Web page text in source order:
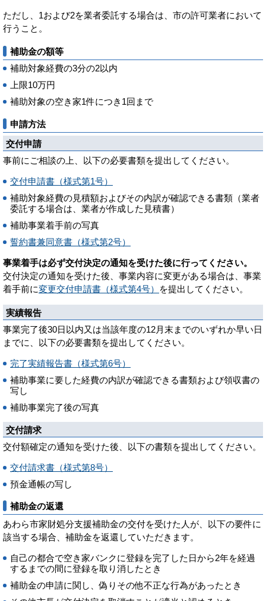
ただし、1および2を業者委託する場合は、市の許可業者において
行うこと。
補助金の額等
補助対象経費の3分の2以内
上限10万円
補助対象の空き家1件につき1回まで
申請方法
交付申請
事前にご相談の上、以下の必要書類を提出してください。
交付申請書（様式第1号）
補助対象経費の見積額およびその内訳が確認できる書類（業者
委託する場合は、業者が作成した見積書）
補助事業着手前の写真
誓約書兼同意書（様式第2号）
事業着手は必ず交付決定の通知を受けた後に行ってください。
交付決定の通知を受けた後、事業内容に変更がある場合は、事業
着手前に変更交付申請書（様式第4号） を提出してください。
実績報告
事業完了後30日以内又は当該年度の12月末までのいずれか早い日
までに、以下の必要書類を提出してください。
完了実績報告書（様式第6号）
補助事業に要した経費の内訳が確認できる書類および領収書の
写し
補助事業完了後の写真
交付請求
交付額確定の通知を受けた後、以下の書類を提出してください。
交付請求書（様式第8号）
預金通帳の写し
補助金の返還
あわら市家財処分支援補助金の交付を受けた人が、以下の要件に
該当する場合、補助金を返還していただきます。
自己の都合で空き家バンクに登録を完了した日から2年を経過
するまでの間に登録を取り消したとき
補助金の申請に関し、偽りその他不正な行為があったとき